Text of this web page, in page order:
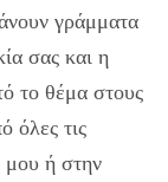
γράμματα
σας και η
το θέμα στους
όλες τις
μου ή στην